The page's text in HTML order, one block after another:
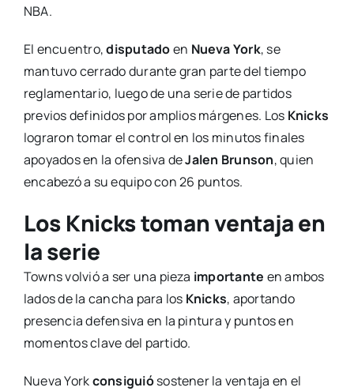
NBA.
El encuentro,disputadoen Nueva York, se
mantuvo cerrado durante gran parte del tiempo
reglamentario, luego de una serie de partidos
previos definidos por amplios márgenes. Los Knicks
lograron tomar el control en los minutos finales
apoyados en la ofensiva deJalen Brunson, quien
encabezó a su equipo con 26 puntos.
Los Knicks toman ventaja en
la serie
Towns volvió a ser una pieza importante en ambos
lados de la cancha para los Knicks, aportando
presencia defensiva en la pintura y puntos en
momentos clave del partido.
Nueva Yorkconsiguiósostener la ventaja en el